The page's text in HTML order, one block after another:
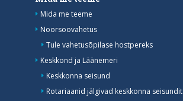
Mida me teeme
Noorsoovahetus
Tule vahetusõpilase hostpereks
Keskkond ja Läänemeri
Keskkonna seisund
Rotariaanid jälgivad keskkonna seisundit